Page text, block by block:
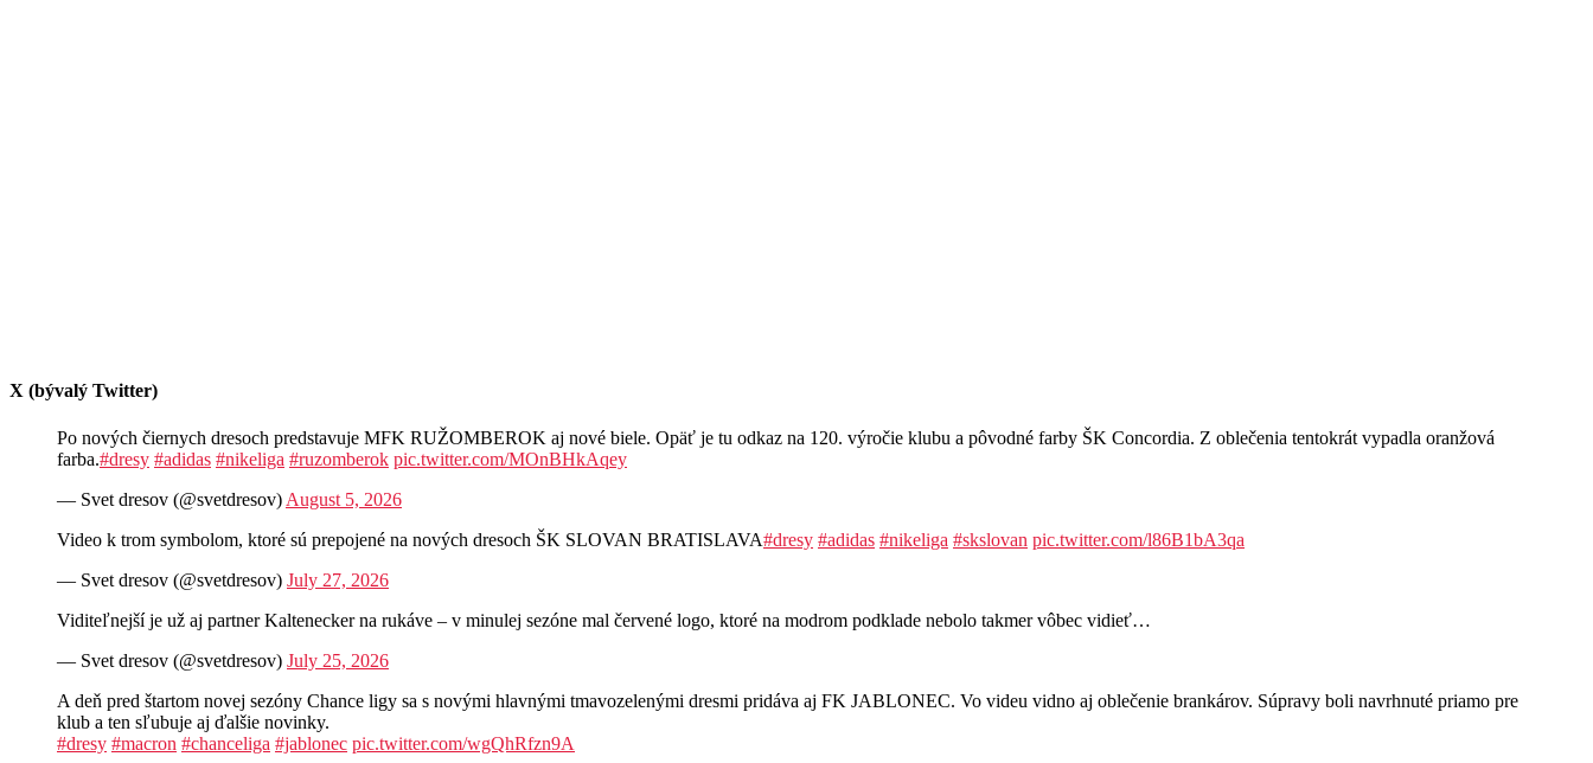
X (bývalý Twitter)
Po nových čiernych dresoch predstavuje MFK RUŽOMBEROK aj nové biele. Opäť je tu odkaz na 120. výročie klubu a pôvodné farby ŠK Concordia. Z oblečenia tentokrát vypadla oranžová
farba.#dresy #adidas #nikeliga #ruzomberok pic.twitter.com/MOnBHkAqey
— Svet dresov (@svetdresov) August 5, 2026
Video k trom symbolom, ktoré sú prepojené na nových dresoch ŠK SLOVAN BRATISLAVA#dresy #adidas #nikeliga #skslovan pic.twitter.com/l86B1bA3qa
— Svet dresov (@svetdresov) July 27, 2026
Viditeľnejší je už aj partner Kaltenecker na rukáve – v minulej sezóne mal červené logo, ktoré na modrom podklade nebolo takmer vôbec vidieť…
— Svet dresov (@svetdresov) July 25, 2026
A deň pred štartom novej sezóny Chance ligy sa s novými hlavnými tmavozelenými dresmi pridáva aj FK JABLONEC. Vo videu vidno aj oblečenie brankárov. Súpravy boli navrhnuté priamo pre
klub a ten sľubuje aj ďalšie novinky.
#dresy #macron #chanceliga #jablonec pic.twitter.com/wgQhRfzn9A